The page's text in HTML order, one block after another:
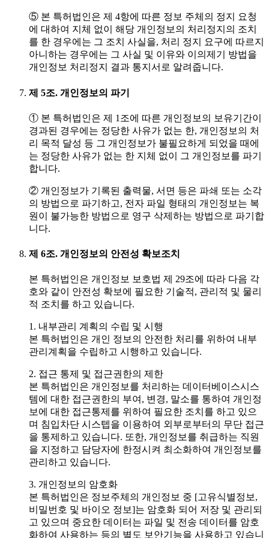
⑤ 본 특허법인은 제 4항에 따른 정보 주체의 정지 요청
에 대하여 지체 없이 해당 개인정보의 처리정지의 조치
를 한 경우에는 그 조치 사실을, 처리 정지 요구에 따르지
아니하는 경우에는 그 사실 및 이유와 이의제기 방법을
개인정보 처리정지 결과 통지서로 알려줍니다.
제 5조. 개인정보의 파기
① 본 특허법인은 제 1조에 따른 개인정보의 보유기간이
경과된 경우에는 정당한 사유가 없는 한, 개인정보의 처
리 목적 달성 등 그 개인정보가 불필요하게 되었을 때에
는 정당한 사유가 없는 한 지체 없이 그 개인정보를 파기
합니다.
② 개인정보가 기록된 출력물, 서면 등은 파쇄 또는 소각
의 방법으로 파기하고, 전자 파일 형태의 개인정보는 복
원이 불가능한 방법으로 영구 삭제하는 방법으로 파기합
니다.
제 6조. 개인정보의 안전성 확보조치
본 특허법인은 개인정보 보호법 제 29조에 따라 다음 각
호와 같이 안전성 확보에 필요한 기술적, 관리적 및 물리
적 조치를 하고 있습니다.
1. 내부관리 계획의 수립 및 시행
본 특허법인은 개인 정보의 안전한 처리를 위하여 내부
관리계획을 수립하고 시행하고 있습니다.
2. 접근 통제 및 접근권한의 제한
본 특허법인은 개인정보를 처리하는 데이터베이스시스
템에 대한 접근권한의 부여, 변경, 말소를 통하여 개인정
보에 대한 접근통제를 위하여 필요한 조치를 하고 있으
며 침입차단 시스텝을 이용하여 외부로부터의 무단 접근
을 통제하고 있습니다. 또한, 개인정보를 취급하는 직원
을 지정하고 담당자에 한정시켜 최소화하여 개인정보를
관리하고 있습니다.
3. 개인정보의 암호화
본 특허법인은 정보주체의 개인정보 중 [고유식별정보,
비밀번호 및 바이오 정보]는 암호화 되어 저장 및 관리되
고 있으며 중요한 데이터는 파일 및 전송 데이터를 암호
화하여 사용하는 등의 별도 보안기능을 사용하고 있습니